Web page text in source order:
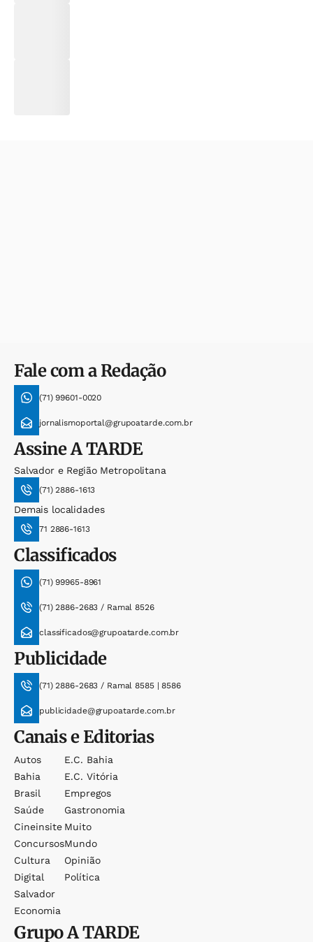
Fale com a Redação
(71) 99601-0020
jornalismoportal@grupoatarde.com.br
AssineA TARDE
Salvador e Região Metropolitana
(71) 2886-1613
Demais localidades
71 2886-1613
Classificados
(71) 99965-8961
(71) 2886-2683 / Ramal 8526
classificados@grupoatarde.com.br
Publicidade
(71) 2886-2683 / Ramal 8585 | 8586
publicidade@grupoatarde.com.br
Canais e Editorias
Autos
Bahia
Brasil
Saúde
Cineinsite
Concursos
Cultura
Digital
Salvador
Economia
E.c. Bahia
E.c. Vitória
Empregos
Gastronomia
Muito
Mundo
Opinião
Política
GrupoA TARDE